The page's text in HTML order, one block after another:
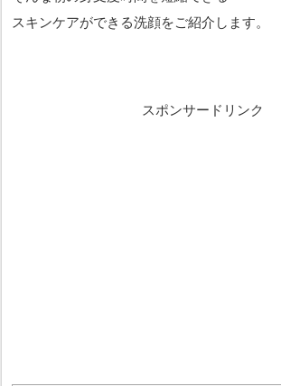
スキンケアができる洗顔をご紹介します。
スポンサードリンク